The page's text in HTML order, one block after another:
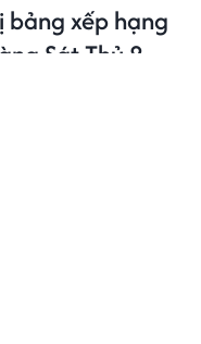
bảng xếp hạng
Sát Thủ 2